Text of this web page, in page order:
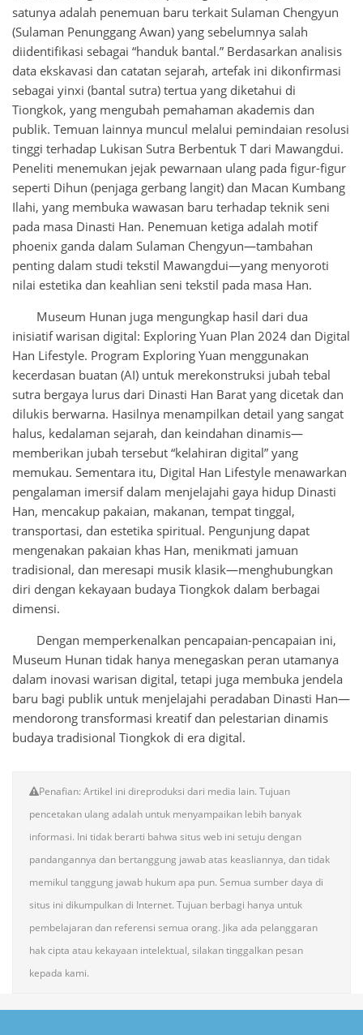
satunya adalah penemuan baru terkait Sulaman Chengyun
(Sulaman Penunggang Awan) yang sebelumnya salah
diidentifikasi sebagai “handuk bantal.” Berdasarkan analisis
data ekskavasi dan catatan sejarah, artefak ini dikonfirmasi
sebagai yinxi (bantal sutra) tertua yang diketahui di
Tiongkok, yang mengubah pemahaman akademis dan
publik. Temuan lainnya muncul melalui pemindaian resolusi
tinggi terhadap Lukisan Sutra Berbentuk T dari Mawangdui.
Peneliti menemukan jejak pewarnaan ulang pada figur-figur
seperti Dihun (penjaga gerbang langit) dan Macan Kumbang
Ilahi, yang membuka wawasan baru terhadap teknik seni
pada masa Dinasti Han. Penemuan ketiga adalah motif
phoenix ganda dalam Sulaman Chengyun—tambahan
penting dalam studi tekstil Mawangdui—yang menyoroti
nilai estetika dan keahlian seni tekstil pada masa Han.
Museum Hunan juga mengungkap hasil dari dua
inisiatif warisan digital: Exploring Yuan Plan 2024 dan Digital
Han Lifestyle. Program Exploring Yuan menggunakan
kecerdasan buatan (AI) untuk merekonstruksi jubah tebal
sutra bergaya lurus dari Dinasti Han Barat yang dicetak dan
dilukis berwarna. Hasilnya menampilkan detail yang sangat
halus, kedalaman sejarah, dan keindahan dinamis—
memberikan jubah tersebut “kelahiran digital” yang
memukau. Sementara itu, Digital Han Lifestyle menawarkan
pengalaman imersif dalam menjelajahi gaya hidup Dinasti
Han, mencakup pakaian, makanan, tempat tinggal,
transportasi, dan estetika spiritual. Pengunjung dapat
mengenakan pakaian khas Han, menikmati jamuan
tradisional, dan meresapi musik klasik—menghubungkan
diri dengan kekayaan budaya Tiongkok dalam berbagai
dimensi.
Dengan memperkenalkan pencapaian-pencapaian ini,
Museum Hunan tidak hanya menegaskan peran utamanya
dalam inovasi warisan digital, tetapi juga membuka jendela
baru bagi publik untuk menjelajahi peradaban Dinasti Han—
mendorong transformasi kreatif dan pelestarian dinamis
budaya tradisional Tiongkok di era digital.
Penafian: Artikel ini direproduksi dari media lain. Tujuan
pencetakan ulang adalah untuk menyampaikan lebih banyak
informasi. Ini tidak berarti bahwa situs web ini setuju dengan
pandangannya dan bertanggung jawab atas keasliannya, dan tidak
memikul tanggung jawab hukum apa pun. Semua sumber daya di
situs ini dikumpulkan di Internet. Tujuan berbagi hanya untuk
pembelajaran dan referensi semua orang. Jika ada pelanggaran
hak cipta atau kekayaan intelektual, silakan tinggalkan pesan
kepada kami.